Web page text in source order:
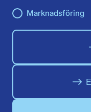
Marknadsföring
Facebook